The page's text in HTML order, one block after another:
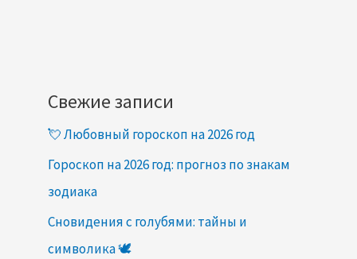
Свежие записи
💘 Любовный гороскоп на 2026 год
Гороскоп на 2026 год: прогноз по знакам
зодиака
Сновидения с голубями: тайны и
символика 🕊️